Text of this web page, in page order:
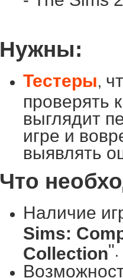
Нужны:
Тестеры,
проверять
выглядит
игре и
выявлять
Что
Наличие
Sims:
Collection".